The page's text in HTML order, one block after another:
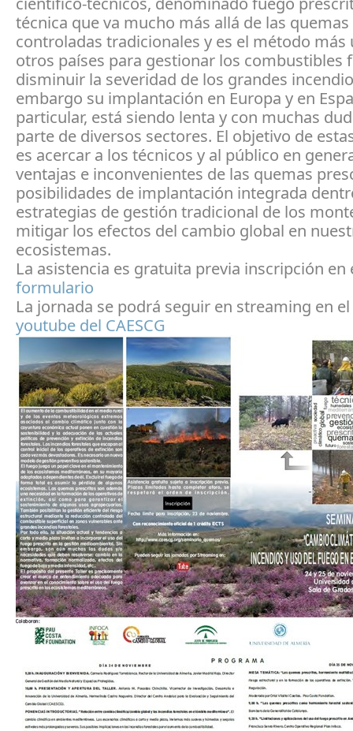
técnica que va mucho más allá de las quemas
controladas tradicionales y es el método más
otros países para gestionar los combustibles
disminuir la severidad de los grandes
embargo su implantación en Europa y en
particular, está siendo lenta y con muchas
parte de diversos sectores. El objetivo de
es acercar a los técnicos y al público en
ventajas e inconvenientes de las quemas
posibilidades de implantación integrada
estrategias de gestión tradicional de los
mitigar los efectos del cambio global en
ecosistemas.
La asistencia es gratuita previa inscripción en
formulario
La jornada se podrá seguir en streaming en el
youtube del CAESCG